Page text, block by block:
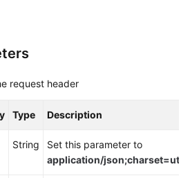
request header
Type Description
String
Set this parameter to
application/json;charset=utf8